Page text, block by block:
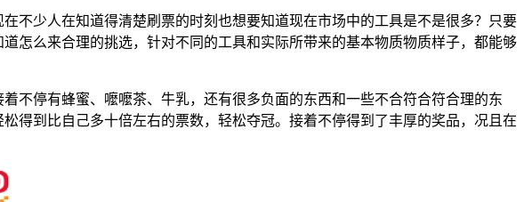
不少人在知道得清楚刷票的时刻也想要知道现在市场中的工具是不是很多？只要
怎么来合理的挑选，针对不同的工具和实际所带来的基本物质物质样子，都能够
不停有蜂蜜、嚒嚒茶、牛乳，还有很多负面的东西和一些不合符合符合理的东
得到比自己多十倍左右的票数，轻松夺冠。接着不停得到了丰厚的奖品，况且在